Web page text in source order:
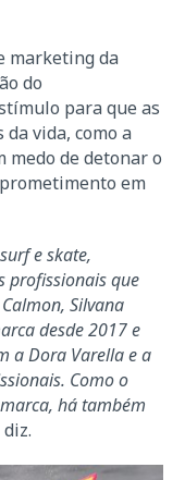
marketing da
do
para que as
vida, como a
medo de detonar o
em
e skate,
profissionais que
Silvana
desde 2017 e
a Dora Varella e a
Como o
há também
diz.